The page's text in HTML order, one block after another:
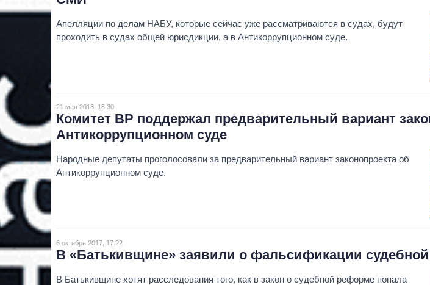
Апелляции по делам НАБУ, которые сейчас уже рассматриваются в судах, будут
проходить в судах общей юрисдикции, а в Антикоррупционном суде.
21 мая 2018, 18:30
Комитет ВР поддержал предварительный вариант
Антикоррупционном суде
Народные депутаты проголосовали за предварительный вариант законопроекта об
Антикоррупционном суде.
6 октября 2017, 17:22
В «Батькивщине» заявили о фальсификации
В Батькивщине хотят расследования того, как в закон о судебной реформе попала